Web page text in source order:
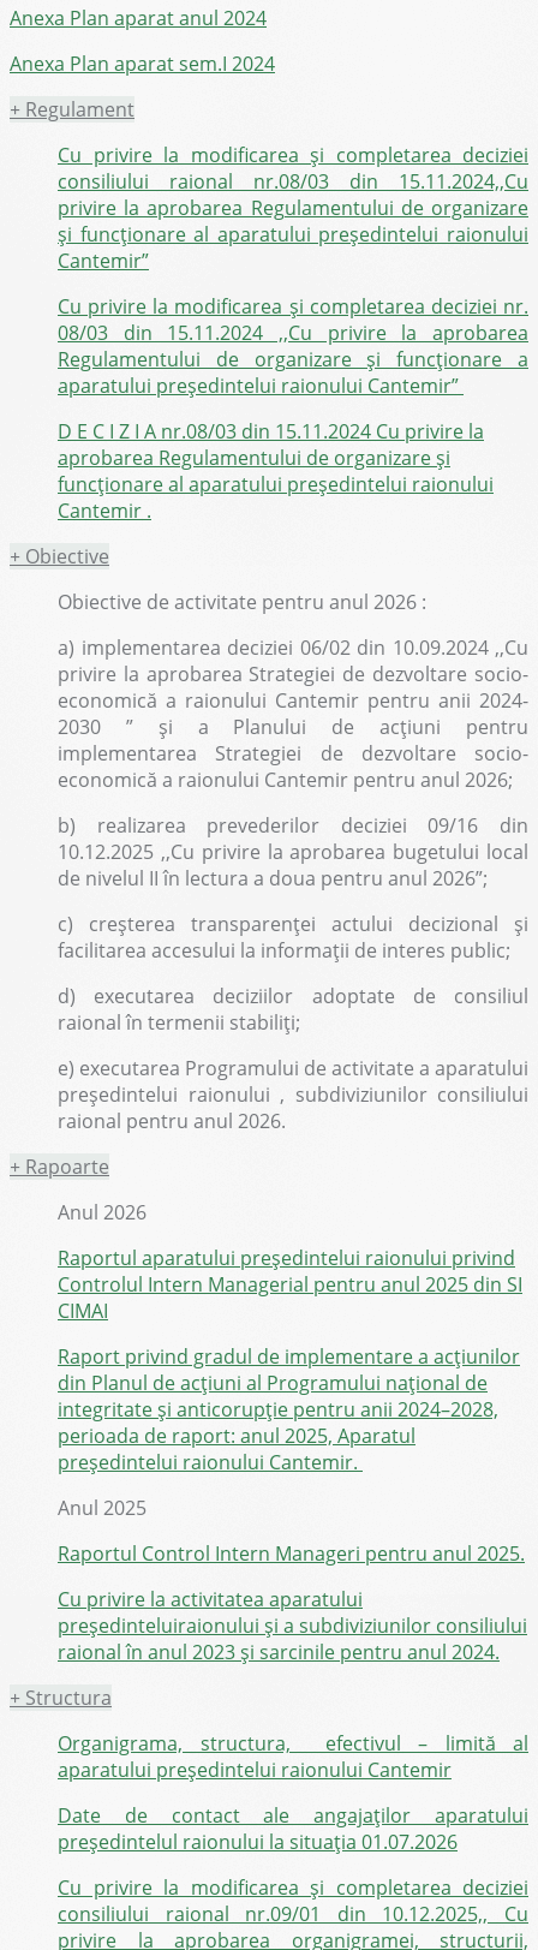
Anexa Plan aparat anul 2024
Anexa Plan aparat sem.I 2024
+ Regulament
Cu privire la modificarea și completarea deciziei
consiliului raional nr.08/03 din 15.11.2024,,Cu
privire la aprobarea Regulamentului de organizare
și funcționare al aparatului președintelui raionului
Cantemir”
Cu privire la modificarea și completarea deciziei nr.
08/03 din 15.11.2024 ,,Cu privire la aprobarea
Regulamentului de organizare și funcționare a
aparatului președintelui raionului Cantemir”
D E C I Z I A nr.08/03 din 15.11.2024 Cu privire la
aprobarea Regulamentului de organizare și
funcționare al aparatului președintelui raionului
Cantemir .
+ Obiective
Obiective de activitate pentru anul 2026 :
a) implementarea deciziei 06/02 din 10.09.2024 ,,Cu
privire la aprobarea Strategiei de dezvoltare socio-
economică a raionului Cantemir pentru anii 2024-
2030 ” și a Planului de acțiuni pentru
implementarea Strategiei de dezvoltare socio-
economică a raionului Cantemir pentru anul 2026;
b) realizarea prevederilor deciziei 09/16 din
10.12.2025 ,,Cu privire la aprobarea bugetului local
de nivelul II în lectura a doua pentru anul 2026”;
c) creșterea transparenţei actului decizional și
facilitarea accesului la informații de interes public;
d) executarea deciziilor adoptate de consiliul
raional în termenii stabiliţi;
e) executarea Programului de activitate a aparatului
preşedintelui raionului , subdiviziunilor consiliului
raional pentru anul 2026.
+ Rapoarte
Anul 2026
Raportul aparatului președintelui raionului privind
Controlul Intern Managerial pentru anul 2025 din SI
CIMAI
Raport privind gradul de implementare a acțiunilor
din Planul de acțiuni al Programului național de
integritate și anticorupție pentru anii 2024–2028,
perioada de raport: anul 2025, Aparatul
președintelui raionului Cantemir.
Anul 2025
Raportul Control Intern Manageri pentru anul 2025.
Cu privire la activitatea aparatului
preşedinteluiraionului şi a subdiviziunilor consiliului
raional în anul 2023 şi sarcinile pentru anul 2024.
+ Structura
Organigrama, structura, efectivul – limită al
aparatului președintelui raionului Cantemir
Date de contact ale angajaților aparatului
președintelul raionului la situația 01.07.2026
Cu privire la modificarea și completarea deciziei
consiliului raional nr.09/01 din 10.12.2025,, Cu
privire la aprobarea organigramei, structurii,